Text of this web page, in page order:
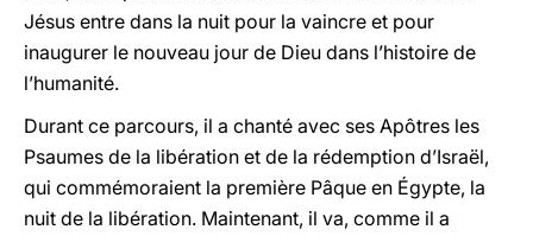
Jésus entre dans la nuit pour la vaincre et pour
inaugurer le nouveau jour de Dieu dans l’histoire de
l’humanité.
Durant ce parcours, il a chanté avec ses Apôtres les
Psaumes de la libération et de la rédemption d’Israël,
qui commémoraient la première Pâque en Égypte, la
nuit de la libération. Maintenant, il va, comme il a